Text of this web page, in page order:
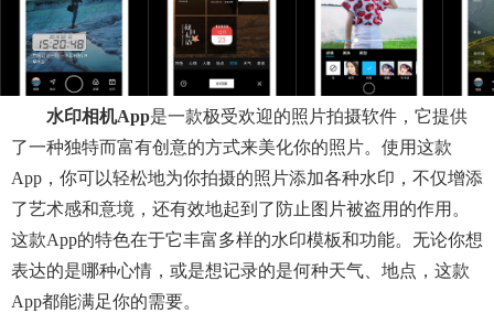
水印相机app是一款极受欢迎的照片拍摄软件，它提供
了一种独特而富有创意的方式来美化你的照片。使用这款
App，你可以轻松地为你拍摄的照片添加各种水印，不仅增添
了艺术感和意境，还有效地起到了防止图片被盗用的作用。
这款app的特色在于它丰富多样的水印模板和功能。无论你想
表达的是哪种心情，或是想记录的是何种天气、地点，这款
App都能满足你的需要。